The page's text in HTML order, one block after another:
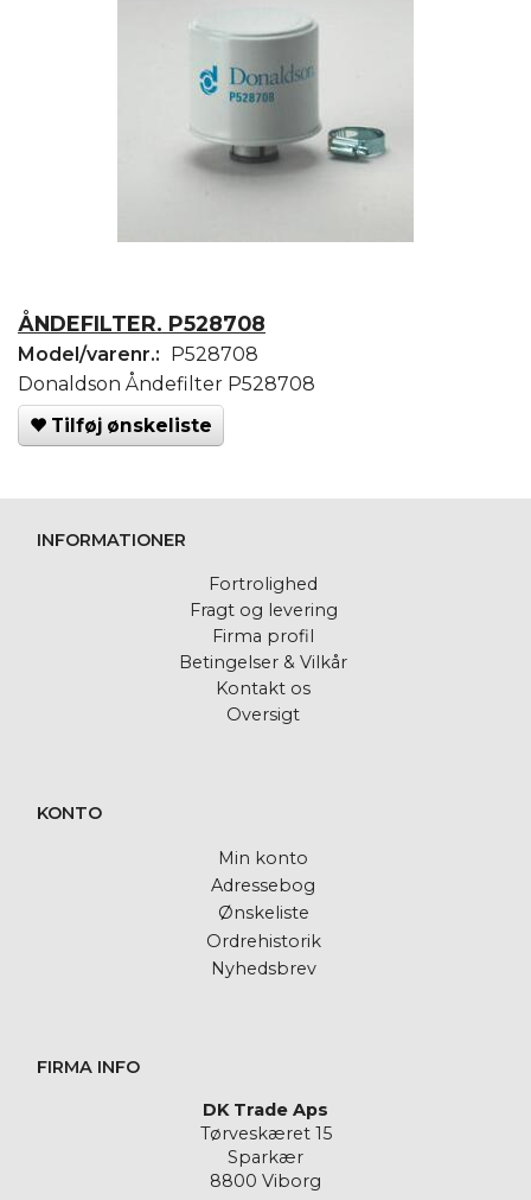
ÅNDEFILTER. P528708
Model/varenr.:
P528708
Donaldson Åndefilter P528708
Tilføj ønskeliste
INFORMATIONER
Fortrolighed
Fragt og levering
Firma profil
Betingelser & Vilkår
Kontakt os
Oversigt
KONTO
Min konto
Adressebog
Ønskeliste
Ordrehistorik
Nyhedsbrev
FIRMA INFO
DK Trade Aps
Tørveskæret 15
Sparkær
8800 Viborg